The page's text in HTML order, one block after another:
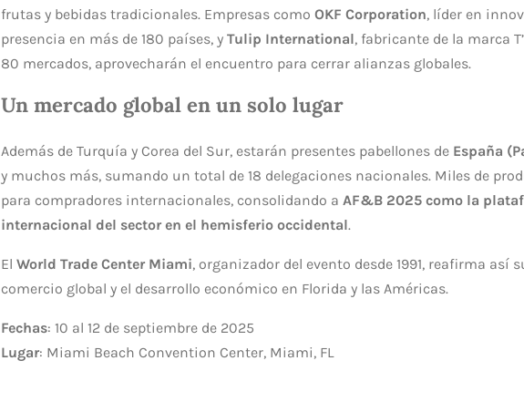
frutas y bebidas tradicionales. Empresas como OKF Corporation, líder en
presencia en más de 180 países, y Tulip International, fabricante de la marca
80 mercados, aprovecharán el encuentro para cerrar alianzas globales.
Un mercado global en un solo lugar
Además de Turquía y Corea del Sur, estarán presentes pabellones de España
y muchos más, sumando un total de 18 delegaciones nacionales. Miles de
para compradores internacionales, consolidando a AF&B 2025 como la
internacional del sector en el hemisferio occidental.
El World Trade Center Miami, organizador del evento desde 1991, reafirma así
comercio global y el desarrollo económico en Florida y las Américas.
Fechas: 10 al 12 de septiembre de 2025
Lugar: Miami Beach Convention Center, Miami, FL